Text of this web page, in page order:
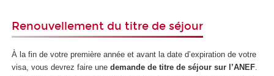
Renouvellement du titre de séjour
À la fin de votre première année et avant la date d’expiration de votre
visa, vous devrez faire une demande de titre de séjour sur l’ANEF